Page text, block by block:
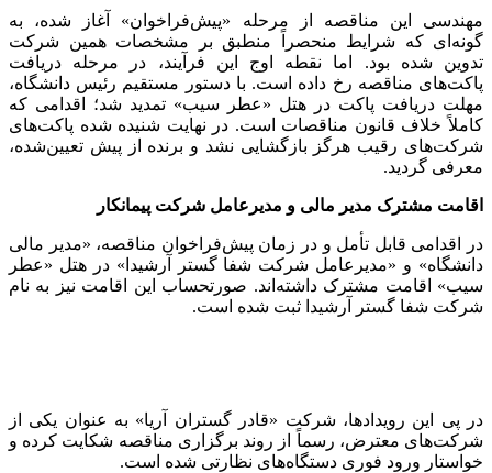
مهندسی این مناقصه از مرحله «پیش‌فراخوان» آغاز شده، به
گونه‌ای که شرایط منحصراً منطبق بر مشخصات همین شرکت
تدوین شده بود. اما نقطه اوج این فرآیند، در مرحله دریافت
پاکت‌های مناقصه رخ داده است. با دستور مستقیم رئیس دانشگاه،
مهلت دریافت پاکت در هتل «عطر سیب» تمدید شد؛ اقدامی که
کاملاً خلاف قانون مناقصات است. در نهایت شنیده شده پاکت‌های
شرکت‌های رقیب هرگز بازگشایی نشد و برنده از پیش تعیین‌شده،
معرفی گردید.
اقامت مشترک مدیر مالی و مدیرعامل شرکت پیمانکار
در اقدامی قابل تأمل و در زمان پیش‌فراخوان مناقصه، «مدیر مالی
دانشگاه» و «مدیرعامل شرکت شفا گستر آرشیدا» در هتل «عطر
سیب» اقامت مشترک داشته‌اند. صورتحساب این اقامت نیز به نام
شرکت شفا گستر آرشیدا ثبت شده است.
در پی این رویدادها، شرکت «قادر گستران آریا» به عنوان یکی از
شرکت‌های معترض، رسماً از روند برگزاری مناقصه شکایت کرده و
خواستار ورود فوری دستگاه‌های نظارتی شده است.